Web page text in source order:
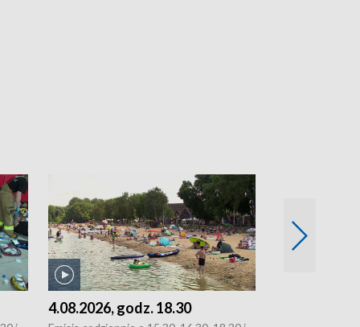
4.08.2026, godz. 18.30